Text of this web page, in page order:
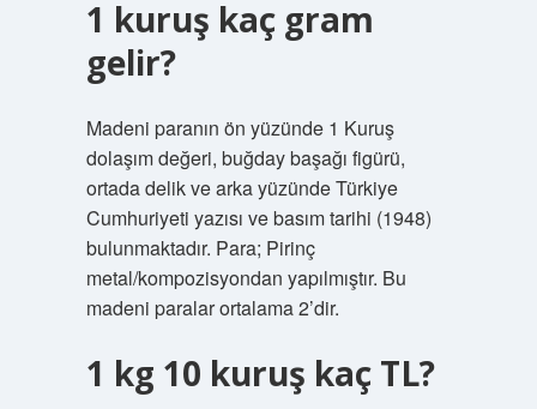
1 kuruş kaç gram
gelir?
Madeni paranın ön yüzünde 1 Kuruş
dolaşım değeri, buğday başağı figürü,
ortada delik ve arka yüzünde Türkiye
Cumhuriyeti yazısı ve basım tarihi (1948)
bulunmaktadır. Para; Pirinç
metal/kompozisyondan yapılmıştır. Bu
madeni paralar ortalama 2’dir.
1 kg 10 kuruş kaç TL?